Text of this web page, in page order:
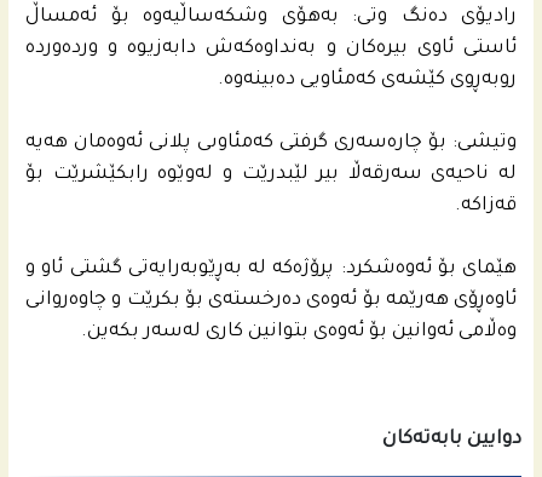
رادیۆى ده‌نگ وتى: به‌هۆى وشكه‌ساڵیه‌وه‌ بۆ ئه‌مساڵ
ئاستى ئاوى بیره‌کان و به‌نداوه‌كه‌ش دابه‌زیوه‌ و ورده‌ورده‌
روبه‌ڕوى كێشه‌ى كه‌مئاویی ده‌بینه‌وه‌.
وتیشى: بۆ چاره‌سه‌رى گرفتى كه‌مئاوىی پلانى ئه‌وه‌مان هه‌یه‌
له‌ ناحیه‌ى سه‌رقه‌ڵا بیر لێبدرێت و له‌وێوه‌ رابكێشرێت بۆ
قه‌زاكه‌.
هێماى بۆ ئه‌وه‌شكرد: پرۆژەكه‌ له‌ به‌ڕێوبه‌رایه‌تى گشتى ئاو و
ئاوه‌ڕۆى هه‌رێمه‌ بۆ ئه‌وه‌ى ده‌رخسته‌ى بۆ بكرێت و چاوه‌روانى
وه‌ڵامى ئه‌وانین بۆ ئه‌وه‌ى بتوانین كارى له‌سه‌ر بكه‌ین.
دوایین بابەتەکان